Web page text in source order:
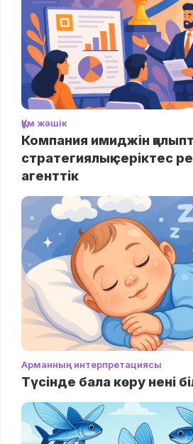
Құм жәшік
Компания имиджін
стратегиялық серіктес
агенттік
Арманның интерпретациясы
Түсінде бала көру нені